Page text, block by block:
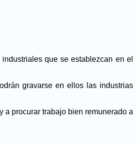
que se establezcan en el
gravarse en ellos las industrias
procurar trabajo bien remunerado a